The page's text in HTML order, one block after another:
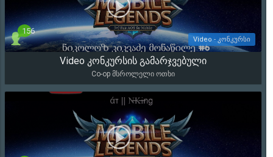
156
17 408
Video - კონკურსი
Video კონკურსის გამარჯვებული
Co-op მსროლელი ოთხი